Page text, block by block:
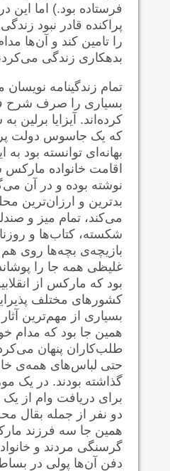
فرستاده بود.) اما این
پراکنده قادر نبود
را تامین کند و آن‌ها
بدهکاری زندگی
تمام زندگینامه
بسیاری را صرف شرح
کرده‌اند. آیزایا برلین
که یک جاسوس دولت
بهانه‌ای توانسته بود
اقامت خانواده
نوشته بوده و در آن
بدترین و ارزان‌ترین
می‌کند، تمام میز و
شکسته، کتاب‌ها و
بازیچه‌ی بچه‌ها روی هم
غلیظی همه جا را
بود که مارکس از
کشورهای مختلف
بسیاری از مهم‌ترین
همین جا بود که مدام
طلب‌کاران پنهان
حتی لباس‌های همه‌ی
گذاشته بودند. در یک
برای دریافت وام از
دو نفر از جمله بقال
همین جا سه فرزند
گرسنگی مردند و
دفن آن‌ها پولی در